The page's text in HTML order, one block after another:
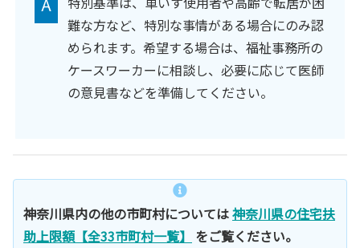
難な方など、特別な事情がある場合にのみ認
められます。希望する場合は、福祉事務所の
ケースワーカーに相談し、必要に応じて医師
の意見書などを準備してください。
神奈川県内の他の市町村については神奈川県の住宅扶
助上限額【全33市町村一覧】 をご覧ください。